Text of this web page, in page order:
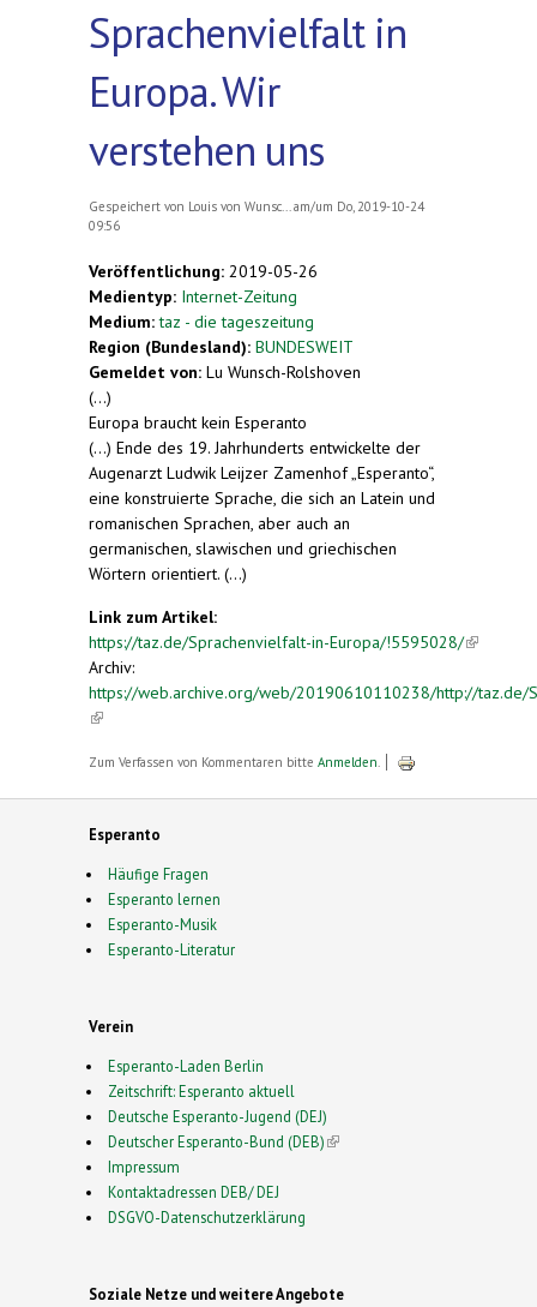
Sprachenvielfalt in
Europa. Wir
verstehen uns
Gespeichert von Louis von Wunsc...
am/um Do, 2019-10-24
09:56
Veröffentlichung: 2019-05-26
Medientyp: Internet-Zeitung
Medium:taz - die tageszeitung
Region (Bundesland): BUNDESWEIT
Gemeldet von: Lu Wunsch-Rolshoven
(...)
Europa braucht kein Esperanto
(...) Ende des 19. Jahrhunderts entwickelte der
Augenarzt Ludwik Leijzer Zamenhof „Esperanto“,
eine konstruierte Sprache, die sich an Latein und
romanischen Sprachen, aber auch an
germanischen, slawischen und griechischen
Wörtern orientiert. (...)
Link zum Artikel:
https://taz.de/Sprachenvielfalt-in-Europa/!5595028/(link is
Archiv:
https://web.archive.org/web/20190610110238/http://taz.de/
(link is external)
Zum Verfassen von Kommentaren bitte Anmelden
Esperanto
Häufige Fragen
Esperanto lernen
Esperanto-Musik
Esperanto-Literatur
Verein
Esperanto-Laden Berlin
Zeitschrift: Esperanto aktuell
Deutsche Esperanto-Jugend (DEJ)
Deutscher Esperanto-Bund (DEB)(link is external)
Impressum
Kontaktadressen DEB/ DEJ
DSGVO-Datenschutzerklärung
Soziale Netze und weitere Angebote